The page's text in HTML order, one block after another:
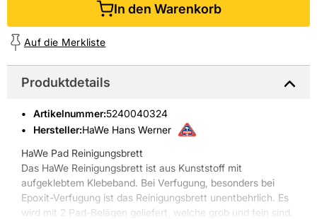
In den Warenkorb
Auf die Merkliste
Produktdetails
Artikelnummer:5240040324
Hersteller:HaWe Hans Werner
HaWe Pad Reinigungsbrett
Das HaWe Reinigungsbrett ist aus Kunststoff mit
aufgeklebtem Klebeband. Bei Verfugung, besonders bei
Epoxit-Verfugung ist das Reinigungsbrett unentbehrlich. Es
wird mit 2 Pad-Belägen geliefert, welche grob und fein sind.